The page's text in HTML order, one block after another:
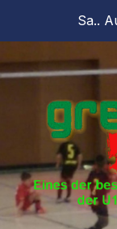
springen
Sa..